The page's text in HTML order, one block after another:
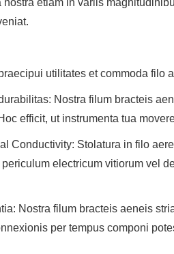
nostra etiam in variis
utilitates et commoda filo
Nostra filum bracteis
efficit, ut instrumenta tua
Conductivity: Stolatura in filo
electricum vitiorum vel
Nostra filum bracteis aeneis
per tempus componi